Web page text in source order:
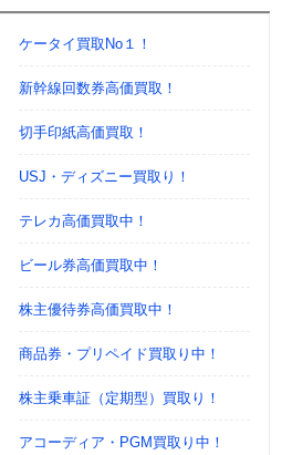
ケータイ買取No１！
新幹線回数券高価買取！
切手印紙高価買取！
USJ・ディズニー買取り！
テレカ高価買取中！
ビール券高価買取中！
株主優待券高価買取中！
商品券・プリペイド買取り中！
株主乗車証（定期型）買取り！
アコーディア・PGM買取り中！